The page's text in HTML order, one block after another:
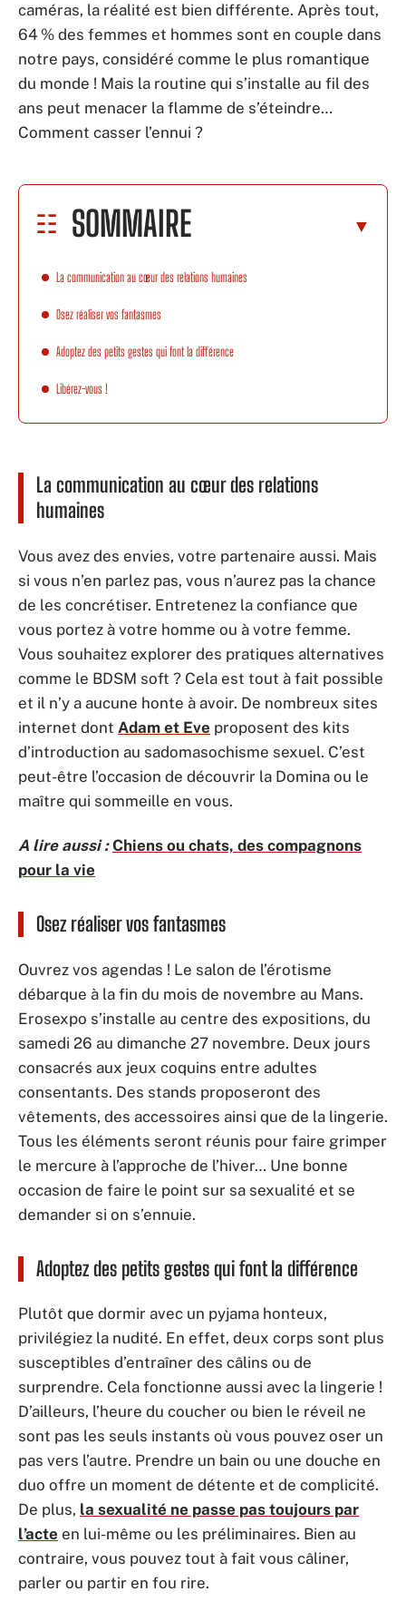
caméras, la réalité est bien différente. Après tout,
64 % des femmes et hommes sont en couple dans
notre pays, considéré comme le plus romantique
du monde ! Mais la routine qui s’installe au fil des
ans peut menacer la flamme de s’éteindre…
Comment casser l’ennui ?
SOMMAIRE
La communication au cœur des relations humaines
Osez réaliser vos fantasmes
Adoptez des petits gestes qui font la différence
Libérez-vous !
La communication au cœur des relations
humaines
Vous avez des envies, votre partenaire aussi. Mais
si vous n’en parlez pas, vous n’aurez pas la chance
de les concrétiser. Entretenez la confiance que
vous portez à votre homme ou à votre femme.
Vous souhaitez explorer des pratiques alternatives
comme le BDSM soft ? Cela est tout à fait possible
et il n’y a aucune honte à avoir. De nombreux sites
internet dont Adam et Eve proposent des kits
d’introduction au sadomasochisme sexuel. C’est
peut-être l’occasion de découvrir la Domina ou le
maître qui sommeille en vous.
A lire aussi : Chiens ou chats, des compagnons
pour la vie
Osez réaliser vos fantasmes
Ouvrez vos agendas ! Le salon de l’érotisme
débarque à la fin du mois de novembre au Mans.
Erosexpo s’installe au centre des expositions, du
samedi 26 au dimanche 27 novembre. Deux jours
consacrés aux jeux coquins entre adultes
consentants. Des stands proposeront des
vêtements, des accessoires ainsi que de la lingerie.
Tous les éléments seront réunis pour faire grimper
le mercure à l’approche de l’hiver… Une bonne
occasion de faire le point sur sa sexualité et se
demander si on s’ennuie.
Adoptez des petits gestes qui font la différence
Plutôt que dormir avec un pyjama honteux,
privilégiez la nudité. En effet, deux corps sont plus
susceptibles d’entraîner des câlins ou de
surprendre. Cela fonctionne aussi avec la lingerie !
D’ailleurs, l’heure du coucher ou bien le réveil ne
sont pas les seuls instants où vous pouvez oser un
pas vers l’autre. Prendre un bain ou une douche en
duo offre un moment de détente et de complicité.
De plus, la sexualité ne passe pas toujours par
l’acte en lui-même ou les préliminaires. Bien au
contraire, vous pouvez tout à fait vous câliner,
parler ou partir en fou rire.